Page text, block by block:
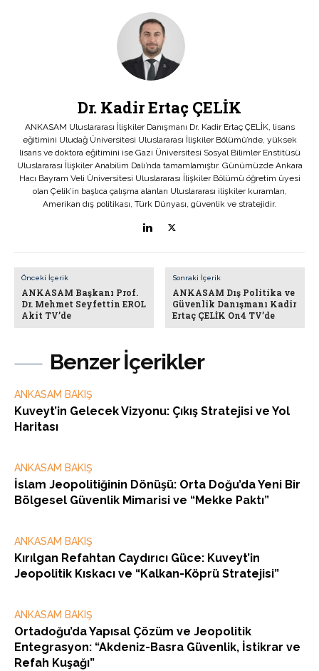
Benzer İçerikler
ANKASAM BAKIŞ
Kuveyt’in Gelecek Vizyonu: Çıkış Stratejisi ve Yol
Haritası
ANKASAM BAKIŞ
İslam Jeopolitiğinin Dönüşü: Orta Doğu’da Yeni Bir
Bölgesel Güvenlik Mimarisi ve “Mekke Paktı”
ANKASAM BAKIŞ
Kırılgan Refahtan Caydırıcı Güce: Kuveyt’in
Jeopolitik Kıskacı ve “Kalkan-Köprü Stratejisi”
ANKASAM BAKIŞ
Ortadoğu’da Yapısal Çözüm ve Jeopolitik
Entegrasyon: “Akdeniz-Basra Güvenlik, İstikrar ve
Refah Kuşağı”
Dr. Kadir Ertaç ÇELİK
ANKASAM Uluslararası İlişkiler Danışmanı Dr. Kadir Ertaç ÇELİK, lisans
eğitimini Uludağ Üniversitesi Uluslararası İlişkiler Bölümü’nde, yüksek
lisans ve doktora eğitimini ise Gazi Üniversitesi Sosyal Bilimler Enstitüsü
Uluslararası İlişkiler Anabilim Dalı’nda tamamlamıştır. Günümüzde Ankara
Hacı Bayram Veli Üniversitesi Uluslararası İlişkiler Bölümü öğretim üyesi
olan Çelik’in başlıca çalışma alanları Uluslararası ilişkiler kuramları,
Amerikan dış politikası, Türk Dünyası, güvenlik ve stratejidir.
Önceki İçerik
ANKASAM Başkanı Prof.
Dr. Mehmet Seyfettin EROL
Akit TV’de
Sonraki İçerik
ANKASAM Dış Politika ve
Güvenlik Danışmanı Kadir
Ertaç ÇELİK On4 TV’de